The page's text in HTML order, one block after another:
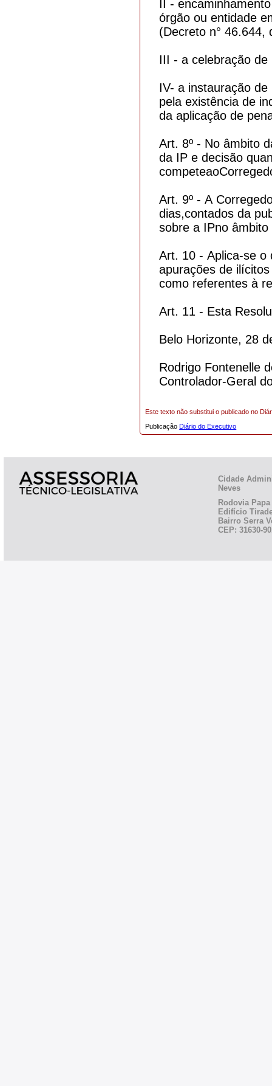
II -
órgão ou entidade
(Decreto n°
III - a celebração
IV- a instauração
pela existência de
da aplicação de
Art. 8º - No âmbito
da IP e decisão
Art. 9º - A
dias,contados da
sobre a IPno
Art. 10 - Aplica-se o
apurações de
como referentes à
Art. 11 - Esta
Belo Horizonte, 28
Rodrigo Fontenelle
Controlador-Geral
Este texto não substitui o publicado no
PublicaçãoDiário do Executivo
Cidade
Neves
Rodovia
Edifício
Bairro Serra
CEP: 31630-